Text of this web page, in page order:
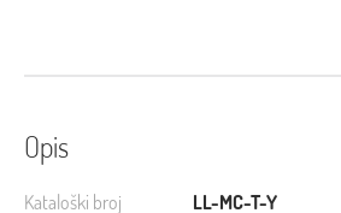
Opis
Kataloški broj
LL-MC-T-Y